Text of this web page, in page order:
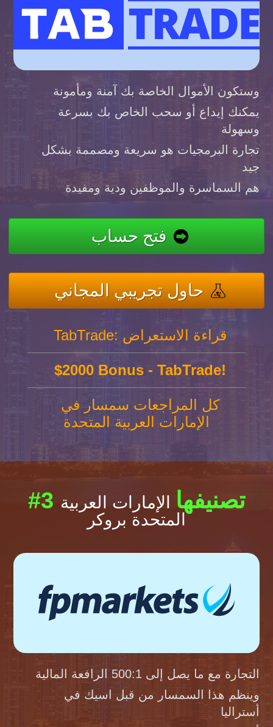
وستكون الأموال الخاصة بك آمنة ومأمونة
يمكنك إيداع أو سحب الخاص بك بسرعة
وسهولة
تجارة البرمجيات هو سريعة ومصممة بشكل
جيد
هم السماسرة والموظفين ودية ومفيدة
فتح حساب
حاول تجريبي المجاني
TabTrade: قراءة الاستعراض
$2000 Bonus - TabTrade!
كل المراجعات سمسار في
الإمارات العربية المتحدة
#3 تصنيفها
الإمارات العربية
المتحدة بروكر
التجارة مع ما يصل إلى 500:1 الرافعة المالية
وينظم هذا السمسار من قبل اسيك في
أستراليا